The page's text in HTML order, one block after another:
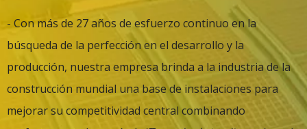
- Con más de 27 años de esfuerzo continuo en la
búsqueda de la perfección en el desarrollo y la
producción, nuestra empresa brinda a la industria de la
construcción mundial una base de instalaciones para
mejorar su competitividad central combinando